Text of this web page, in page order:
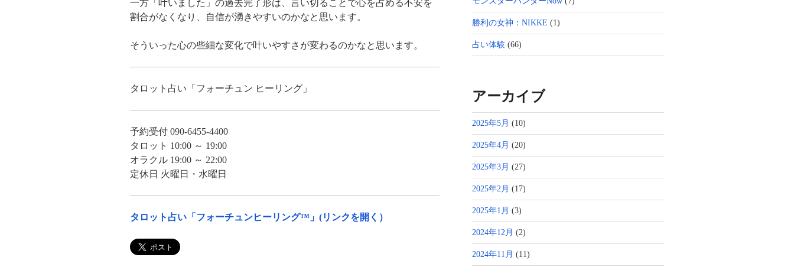
一方「叶いました」の過去完了形は、言い切ることで心を占める不安を
割合がなくなり、自信が湧きやすいのかなと思います。
そういった心の些細な変化で叶いやすさが変わるのかなと思います。
タロット占い「フォーチュン ヒーリング」
予約受付 090-6455-4400
タロット 10:00 ～ 19:00
オラクル 19:00 ～ 22:00
定休日 火曜日・水曜日
タロット占い「フォーチュンヒーリング™」(リンクを開く）
勝利の女神：NIKKE (1)
占い体験(66)
アーカイブ
2025年5月 (10)
2025年4月 (20)
2025年3月 (27)
2025年2月 (17)
2025年1月 (3)
2024年12月 (2)
2024年11月 (11)